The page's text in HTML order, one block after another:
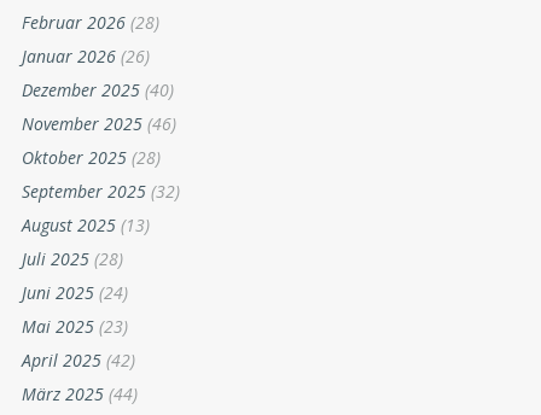
Februar 2026 (28)
Januar 2026 (26)
Dezember 2025 (40)
November 2025 (46)
Oktober 2025 (28)
September 2025 (32)
August 2025 (13)
Juli 2025 (28)
Juni 2025 (24)
Mai 2025 (23)
April 2025 (42)
März 2025 (44)